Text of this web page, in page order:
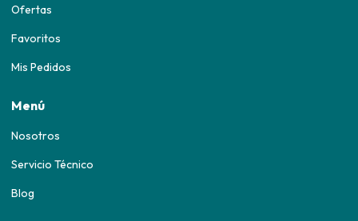
Ofertas
Favoritos
Mis Pedidos
Menú
Nosotros
Servicio Técnico
Blog